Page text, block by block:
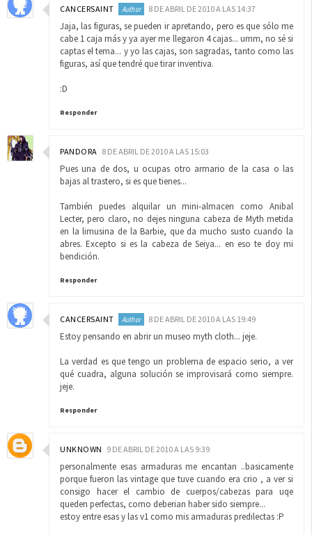
CANCERSAINT 8 DE ABRIL DE 2010 A LAS 14:37
Jaja, las figuras, se pueden ir apretando, pero es que sólo me
cabe 1 caja más y ya ayer me llegaron 4 cajas... umm, no sé si
captas el tema... y yo las cajas, son sagradas, tanto como las
figuras, así que tendré que tirar inventiva.
:D
Responder
PANDORA 8 DE ABRIL DE 2010 A LAS 15:03
Pues una de dos, u ocupas otro armario de la casa o las
bajas al trastero, si es que tienes...
También puedes alquilar un mini-almacen como Anibal
Lecter, pero claro, no dejes ninguna cabeza de Myth metida
en la limusina de la Barbie, que da mucho susto cuando la
abres. Excepto si es la cabeza de Seiya... en eso te doy mi
bendición.
Responder
CANCERSAINT 8 DE ABRIL DE 2010 A LAS 19:49
Estoy pensando en abrir un museo myth cloth... jeje.
La verdad es que tengo un problema de espacio serio, a ver
qué cuadra, alguna solución se improvisará como siempre.
jeje.
Responder
UNKNOWN 9 DE ABRIL DE 2010 A LAS 9:39
personalmente esas armaduras me encantan ..basicamente
porque fueron las vintage que tuve cuando era crio , a ver si
consigo hacer el cambio de cuerpos/cabezas para uqe
queden perfectas, como deberian haber sido siempre...
estoy entre esas y las v1 como mis armaduras predilectas :P